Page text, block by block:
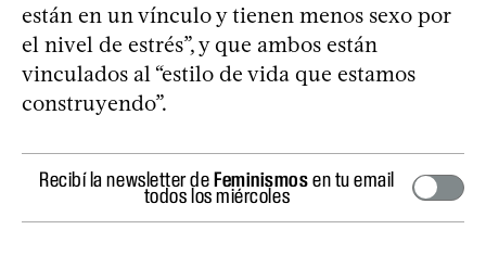
están en un vínculo y tienen menos sexo por
el nivel de estrés”, y que ambos están
vinculados al “estilo de vida que estamos
construyendo”.
Recibí la newsletter deFeminismosen tu email
todos los miércoles